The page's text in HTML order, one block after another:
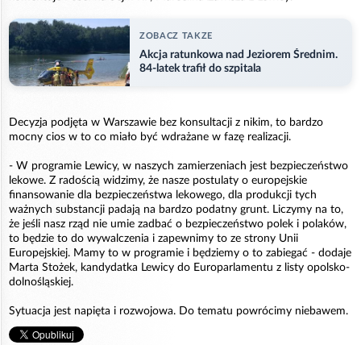
ZOBACZ TAKZE
Akcja ratunkowa nad Jeziorem Średnim.
84-latek trafił do szpitala
Decyzja podjęta w Warszawie bez konsultacji z nikim, to bardzo
mocny cios w to co miało być wdrażane w fazę realizacji.
- W programie Lewicy, w naszych zamierzeniach jest bezpieczeństwo
lekowe. Z radością widzimy, że nasze postulaty o europejskie
finansowanie dla bezpieczeństwa lekowego, dla produkcji tych
ważnych substancji padają na bardzo podatny grunt. Liczymy na to,
że jeśli nasz rząd nie umie zadbać o bezpieczeństwo polek i polaków,
to będzie to do wywalczenia i zapewnimy to ze strony Unii
Europejskiej. Mamy to w programie i będziemy o to zabiegać - dodaje
Marta Stożek, kandydatka Lewicy do Europarlamentu z listy opolsko-
dolnośląskiej.
Sytuacja jest napięta i rozwojowa. Do tematu powrócimy niebawem.